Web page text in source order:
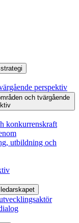
perspektiv
och tvärgående
konkurrenskraft
utbildning och